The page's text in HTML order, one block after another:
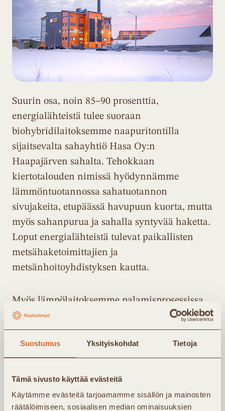
Suostumus Yksityiskohdat Tietoja
Tämä sivusto käyttää evästeitä
Käytämme evästeitä tarjoamamme sisällön ja mainosten
räätälöimiseen, sosiaalisen median ominaisuuksien
Suurin osa, noin 85–90 prosenttia,
energialähteistä tulee suoraan
biohybridilaitoksemme naapuritontilla
sijaitsevalta sahayhtiö Hasa Oy:n
Haapajärven sahalta. Tehokkaan
kiertotalouden nimissä hyödynnämme
lämmöntuotannossa sahatuotannon
sivujakeita, etupäässä havupuun kuorta, mutta
myös sahanpurua ja sahalla syntyvää haketta.
Loput energialähteistä tulevat paikallisten
metsähaketoimittajien ja
metsänhoitoyhdistyksen kautta.
Myös lämpölaitoksemme palamisprosessissa
syntyvä tuhka hyöty käytetään: ensin se
läjitetään ja sitten siirretään metsään
lannoitteeksi, jolloin kiertotalous lähtee
jälleen alusta.
”Pystymme tarjoamaan haapajärvisille